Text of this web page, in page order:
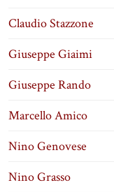
Claudio Stazzone
Giuseppe Giaimi
Giuseppe Rando
Marcello Amico
Nino Genovese
Nino Grasso